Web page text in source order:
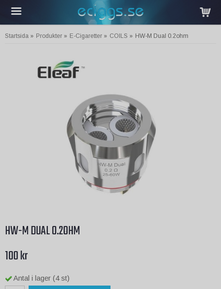
Startsida » Produkter » E-Cigaretter » COILS » HW-M Dual 0.2ohm
HW-M DUAL 0.2OHM
100 kr
Antal i lager (4 st)